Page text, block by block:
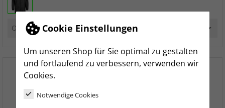
Cookie Einstellungen
Um unseren Shop für Sie optimal zu gestalten
und fortlaufend zu verbessern, verwenden wir
Cookies.
Notwendige Cookies